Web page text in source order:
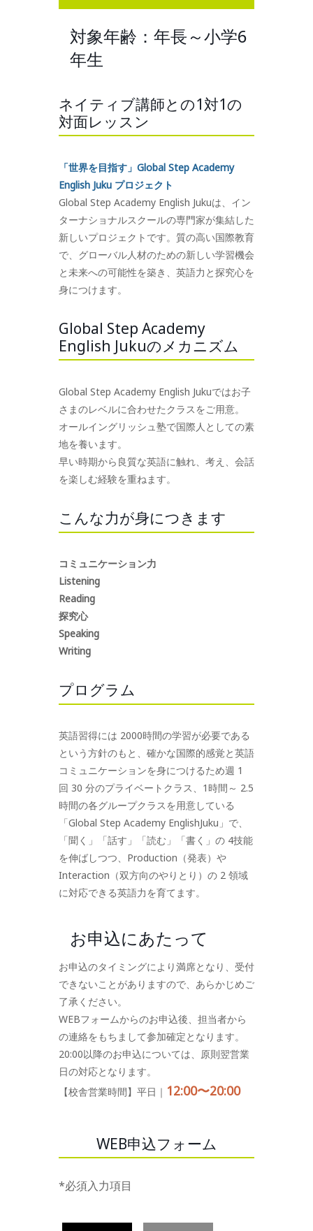
対象年齢：年長～小学6
年生
ネイティブ講師との1対1の
対面レッスン
「世界を目指す」Global Step Academy
English Juku プロジェクト
Global Step Academy English Jukuは、イン
ターナショナルスクールの専門家が集結した
新しいプロジェクトです。質の高い国際教育
で、グローバル人材のための新しい学習機会
と未来への可能性を築き、英語力と探究心を
身につけます。
Global Step Academy
English Jukuのメカニズム
Global Step Academy English Jukuではお子
さまのレベルに合わせたクラスをご用意。
オールイングリッシュ塾で国際人としての素
地を養います。
早い時期から良質な英語に触れ、考え、会話
を楽しむ経験を重ねます。
こんな力が身につきます
コミュニケーション力
Listening
Reading
探究心
Speaking
Writing
プログラム
英語習得には 2000時間の学習が必要である
という方針のもと、確かな国際的感覚と英語
コミュニケーションを身につけるため週 1
回 30 分のプライベートクラス、1時間～ 2.5
時間の各グループクラスを用意している
「Global Step Academy EnglishJuku」で、
「聞く」「話す」「読む」「書く」の 4技能
を伸ばしつつ、Production（発表）や
Interaction（双方向のやりとり）の 2 領域
に対応できる英語力を育てます。
お申込にあたって
お申込のタイミングにより満席となり、受付
できないことがありますので、あらかじめご
了承ください。
WEBフォームからのお申込後、担当者から
の連絡をもちまして参加確定となります。
20:00以降のお申込については、原則翌営業
日の対応となります。
【校舎営業時間】平日｜ 12:00〜20:00
WEB申込フォーム
*必須入力項目